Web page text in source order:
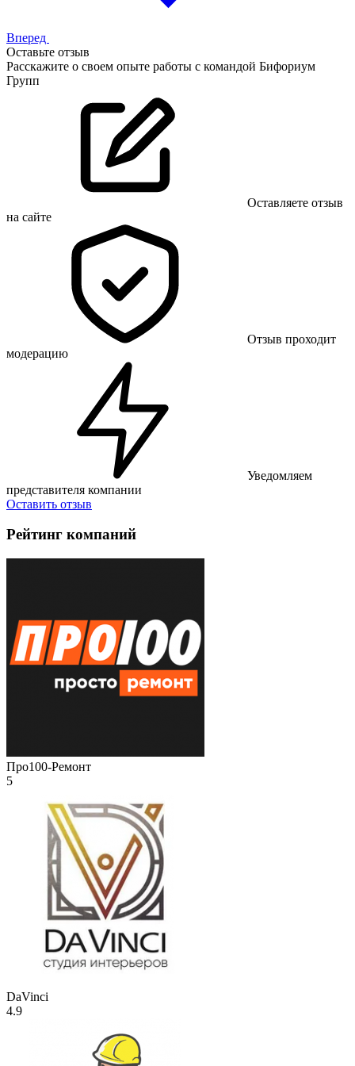
Вперед
Оставьте отзыв
Расскажите о своем опыте работы с командой Бифориум
Групп
Оставляете отзыв
на сайте
Отзыв проходит
модерацию
Уведомляем
представителя компании
Оставить отзыв
Рейтинг компаний
Про100-Ремонт
5
DaVinci
4.9